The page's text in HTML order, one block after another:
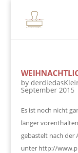
by
September 2015
Es ist noch nicht
länger
gebastelt nach der
unter http://